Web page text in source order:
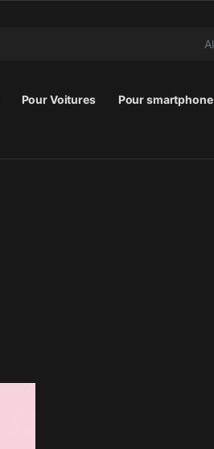
Pour Voitures Pour smartphone